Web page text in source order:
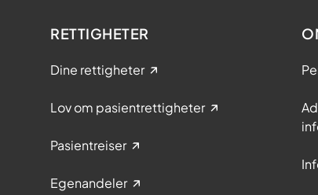
RETTIGHETER
Dine rettigheter
Lov om pasientrettigheter
Pasientreiser
Egenandeler